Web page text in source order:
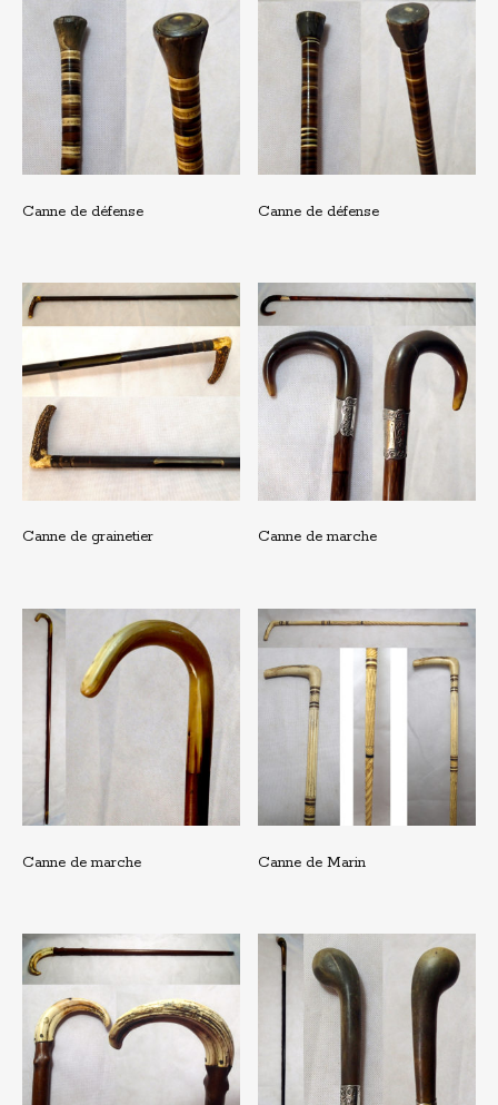
Canne de défense Canne de défense
Canne de grainetier Canne de marche
Canne de marche Canne de Marin